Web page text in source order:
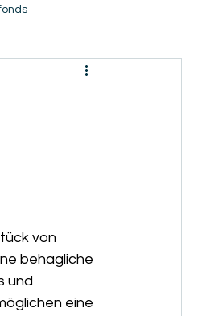
Service-Wohnung
von
behagliche
und
eine